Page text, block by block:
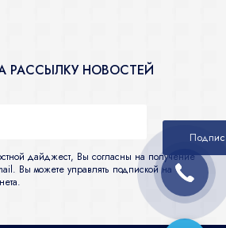
РАССЫЛКУ НОВОСТЕЙ
дайджест, Вы согласны на получение
Вы можете управлять подпиской на